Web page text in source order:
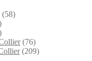
(58)
(76)
(209)